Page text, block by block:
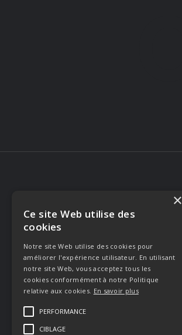
223 Rue Crillon
84310 Morières-lès-Avignon
FRANCE
Appeler
Envoyer un email
Ce site Web utilise des
cookies
Notre site Web utilise des cookies pour
améliorer l'expérience utilisateur. En utilisant
notre site Web, vous acceptez tous les
cookies conformément à notre Politique
relative aux cookies. En savoir plus
PERFORMANCE
CIBLAGE
×